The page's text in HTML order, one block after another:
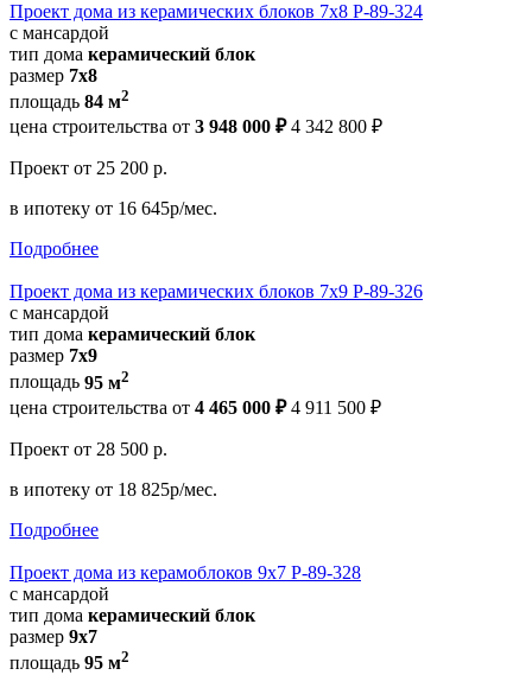
Проект дома из керамических блоков 7x8 Р-89-324
с мансардой
тип дома керамический блок
размер 7x8
площадь 84 м2
цена строительства от 3 948 000 ₽ 4 342 800 ₽
Проект от 25 200 р.
в ипотеку от 16 645р/мес.
Подробнее
Проект дома из керамических блоков 7x9 Р-89-326
с мансардой
тип дома керамический блок
размер 7x9
площадь 95 м2
цена строительства от 4 465 000 ₽ 4 911 500 ₽
Проект от 28 500 р.
в ипотеку от 18 825р/мес.
Подробнее
Проект дома из керамоблоков 9x7 Р-89-328
с мансардой
тип дома керамический блок
размер 9x7
площадь 95 м2